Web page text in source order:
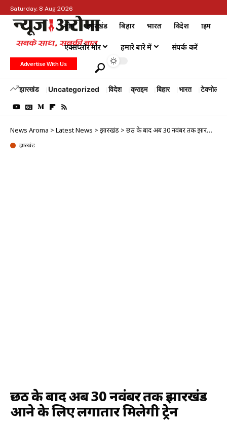
Saturday, 8 Aug 2026
होम झारखंड बिहार भारत विदेश क्राइम
एक्सप्लोर मोर हमारे बारे में संपर्क करें
Advertise With Us
झारखंड Uncategorized विदेश क्राइम बिहार भारत टेक्नोलॉजी
News Aroma > Latest News > झारखंड >छठ के बाद अब 30 नवंबर तक झारखंड आने के लिए लगातार मिलेगी ट्रेन
झारखंड
छठ के बाद अब 30 नवंबर तक झारखंड
आने के लिए लगातार मिलेगी ट्रेन